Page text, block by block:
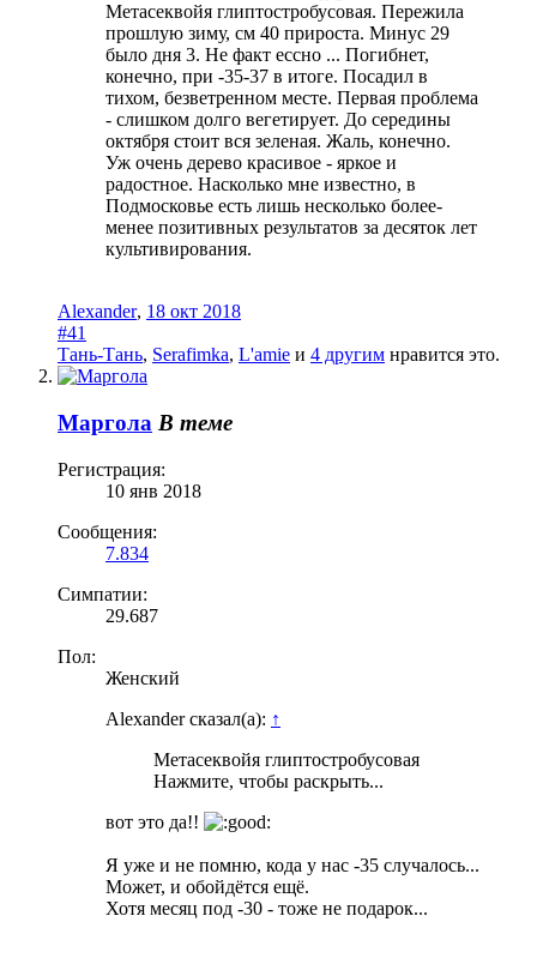
Метасеквойя глиптостробусовая. Пережила
прошлую зиму, см 40 прироста. Минус 29
было дня 3. Не факт ессно ... Погибнет,
конечно, при -35-37 в итоге. Посадил в
тихом, безветренном месте. Первая проблема
- слишком долго вегетирует. До середины
октября стоит вся зеленая. Жаль, конечно.
Уж очень дерево красивое - яркое и
радостное. Насколько мне известно, в
Подмосковье есть лишь несколько более-
менее позитивных результатов за десяток лет
культивирования.
Alexander, 18 окт 2018
#41
Тань-Тань, Serafimka, L'amie и 4 другим нравится это.
Маргола В теме
Регистрация:
10 янв 2018
Сообщения:
7.834
Симпатии:
29.687
Пол:
Женский
Alexander сказал(а): ↑
Метасеквойя глиптостробусовая
Нажмите, чтобы раскрыть...
вот это да!!
Я уже и не помню, кода у нас -35 случалось...
Может, и обойдётся ещё.
Хотя месяц под -30 - тоже не подарок...